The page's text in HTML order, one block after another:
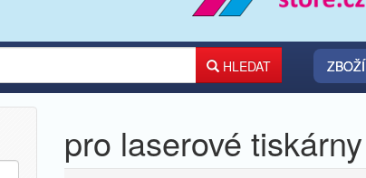
HLEDAT ZBOŽÍ
pro laserové tiskárny